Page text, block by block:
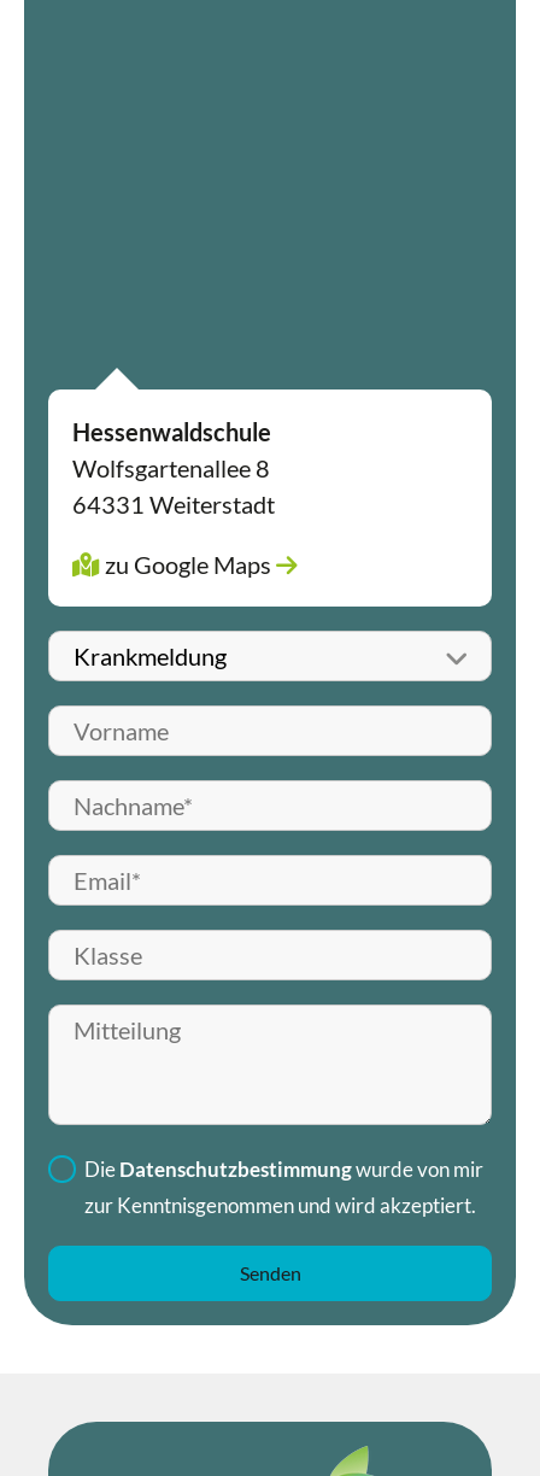
Hessenwaldschule
Wolfsgartenallee 8
64331 Weiterstadt
zu Google Maps
Betreff wählen
Vorname
Nachname*
E-Mail*
Klasse
Mitteilung hinterlassen
Die Datenschutzbestimmungwurde von mir
zur Kenntnisgenommen und wird akzeptiert.